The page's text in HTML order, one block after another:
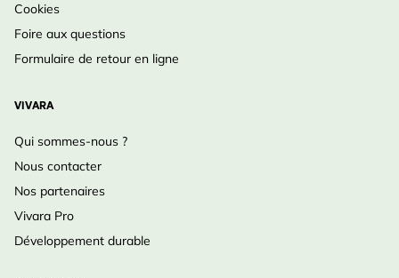
Cookies
Foire aux questions
Formulaire de retour en ligne
VIVARA
Qui sommes-nous ?
Nous contacter
Nos partenaires
Vivara Pro
Développement durable